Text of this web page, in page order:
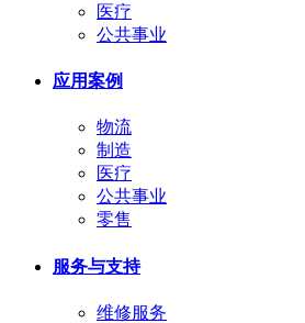
医疗
公共事业
应用案例
物流
制造
医疗
公共事业
零售
服务与支持
维修服务